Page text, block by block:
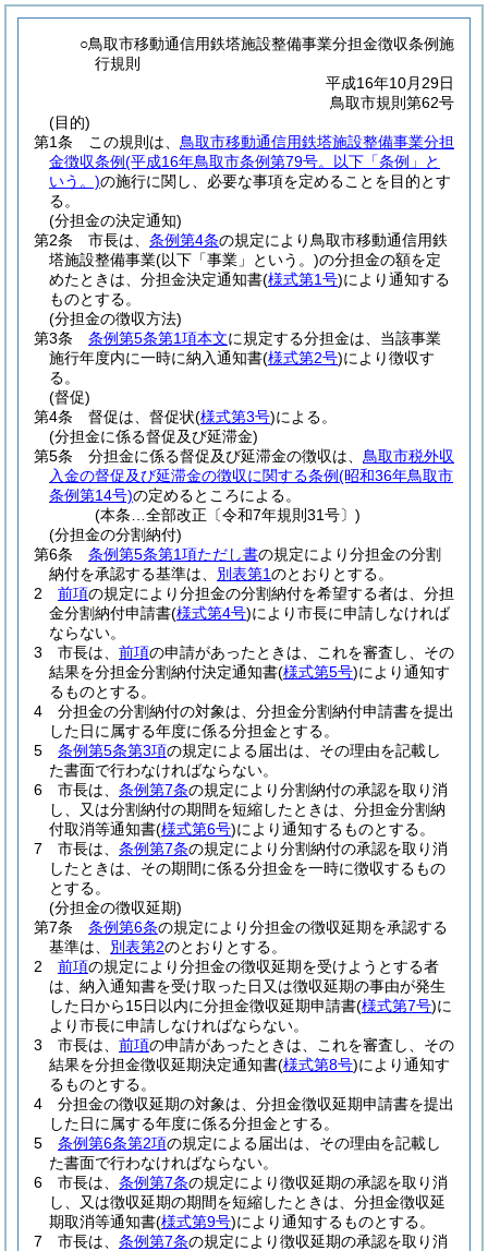
○鳥取市移動通信用鉄塔施設整備事業分担金徴収条例施
行規則
平成16年10月29日
鳥取市規則第62号
(目的)
第1条
この規則は、 鳥取市移動通信用鉄塔施設整備事業分担
金徴収条例(平成16年鳥取市条例第79号。以下「条例」と
いう。)の施行に関し、必要な事項を定めることを目的とす
る。
(分担金の決定通知)
第2条
市長は、 条例第4条の規定により鳥取市移動通信用鉄
塔施設整備事業(以下「事業」という。)の分担金の額を定
めたときは、分担金決定通知書(様式第1号)により通知する
ものとする。
(分担金の徴収方法)
第3条
条例第5条第1項本文に規定する分担金は、当該事業
施行年度内に一時に納入通知書(様式第2号)により徴収す
る。
(督促)
第4条
督促は、督促状(様式第3号)による。
(分担金に係る督促及び延滞金)
第5条
分担金に係る督促及び延滞金の徴収は、 鳥取市税外収
入金の督促及び延滞金の徴収に関する条例(昭和36年鳥取市
条例第14号)の定めるところによる。
(本条…全部改正〔令和7年規則31号〕)
(分担金の分割納付)
第6条
条例第5条第1項ただし書の規定により分担金の分割
納付を承認する基準は、 別表第1のとおりとする。
2
前項の規定により分担金の分割納付を希望する者は、分担
金分割納付申請書(様式第4号)により市長に申請しなければ
ならない。
3
市長は、 前項の申請があったときは、これを審査し、その
結果を分担金分割納付決定通知書(様式第5号)により通知す
るものとする。
4
分担金の分割納付の対象は、分担金分割納付申請書を提出
した日に属する年度に係る分担金とする。
5
条例第5条第3項の規定による届出は、その理由を記載し
た書面で行わなければならない。
6
市長は、 条例第7条の規定により分割納付の承認を取り消
し、又は分割納付の期間を短縮したときは、分担金分割納
付取消等通知書(様式第6号)により通知するものとする。
7
市長は、 条例第7条の規定により分割納付の承認を取り消
したときは、その期間に係る分担金を一時に徴収するもの
とする。
(分担金の徴収延期)
第7条
条例第6条の規定により分担金の徴収延期を承認する
基準は、 別表第2のとおりとする。
2
前項の規定により分担金の徴収延期を受けようとする者
は、納入通知書を受け取った日又は徴収延期の事由が発生
した日から15日以内に分担金徴収延期申請書(様式第7号)に
より市長に申請しなければならない。
3
市長は、 前項の申請があったときは、これを審査し、その
結果を分担金徴収延期決定通知書(様式第8号)により通知す
るものとする。
4
分担金の徴収延期の対象は、分担金徴収延期申請書を提出
した日に属する年度に係る分担金とする。
5
条例第6条第2項の規定による届出は、その理由を記載し
た書面で行わなければならない。
6
市長は、 条例第7条の規定により徴収延期の承認を取り消
し、又は徴収延期の期間を短縮したときは、分担金徴収延
期取消等通知書(様式第9号)により通知するものとする。
7
市長は、 条例第7条の規定により徴収延期の承認を取り消